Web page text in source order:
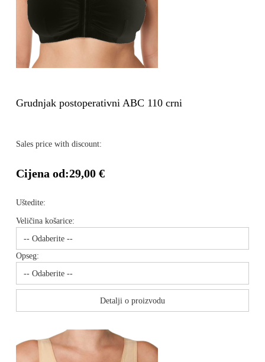
Grudnjak postoperativni ABC 110 crni
Sales price with discount:
Cijena od:29,00 €
Uštedite:
Veličina košarice:
Opseg:
Detalji o proizvodu